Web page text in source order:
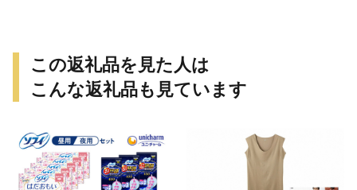
この返礼品を見た人は
こんな返礼品も見ています